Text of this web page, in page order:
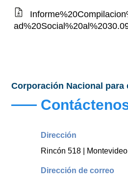
Corporación Nacional para
Dirección
Rincón 518 |
Dirección de correo